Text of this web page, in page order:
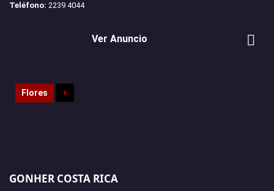
Teléfono: 2239 4044
Ver Anuncio
Flores +
GONHER COSTA RICA